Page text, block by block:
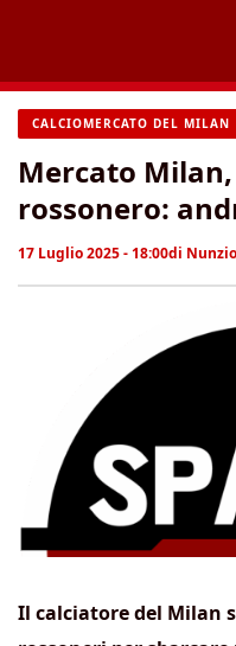
contenuto
CALCIOMERCATO DEL MILAN
Mercato
rossonero:
17 Luglio 2025 - 18:00di
Il calciatore del Milan